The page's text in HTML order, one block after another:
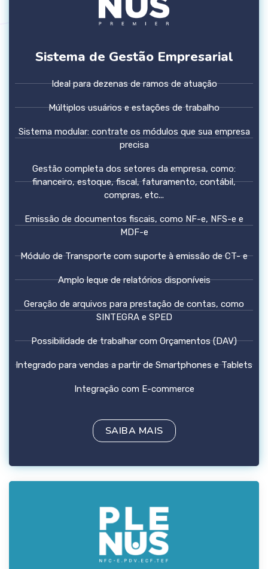
Sistema de Gestão Empresarial
Ideal para dezenas de ramos de atuação
Múltiplos usuários e estações de trabalho
Sistema modular: contrate os módulos que sua empresa
precisa
Gestão completa dos setores da empresa, como:
financeiro, estoque, fiscal, faturamento, contábil,
compras, etc...
Emissão de documentos fiscais, como NF-e, NFS-e e
MDF-e
Módulo de Transporte com suporte à emissão de CT- e
Amplo leque de relatórios disponíveis
Geração de arquivos para prestação de contas, como
SINTEGRA e SPED
Possibilidade de trabalhar com Orçamentos (DAV)
Integrado para vendas a partir de Smartphones e Tablets
Integração com E-commerce
SAIBA MAIS